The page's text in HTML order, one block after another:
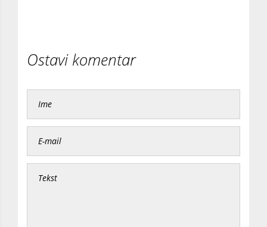
Ostavi komentar